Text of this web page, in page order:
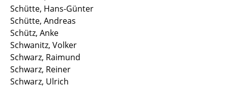
Schütte, Hans-Günter
Schütte, Andreas
Schütz, Anke
Schwanitz, Volker
Schwarz, Raimund
Schwarz, Reiner
Schwarz, Ulrich